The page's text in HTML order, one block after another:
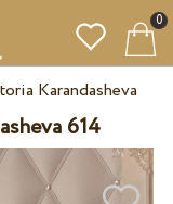
0
Karandasheva
614